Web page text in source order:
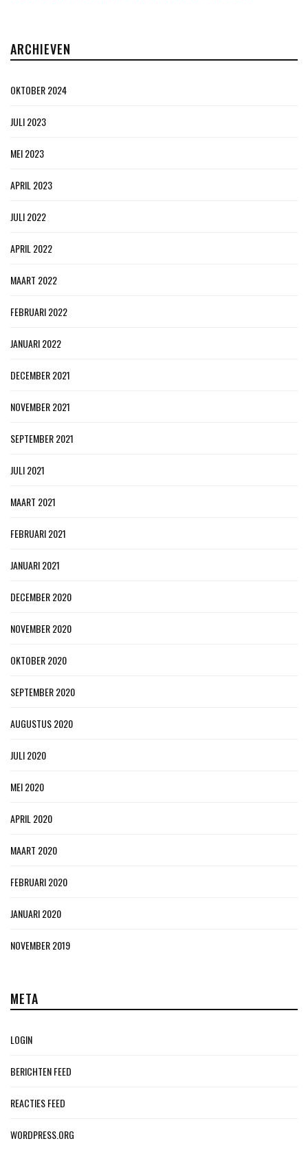
ARCHIEVEN
OKTOBER 2024
JULI 2023
MEI 2023
APRIL 2023
JULI 2022
APRIL 2022
MAART 2022
FEBRUARI 2022
JANUARI 2022
DECEMBER 2021
NOVEMBER 2021
SEPTEMBER 2021
JULI 2021
MAART 2021
FEBRUARI 2021
JANUARI 2021
DECEMBER 2020
NOVEMBER 2020
OKTOBER 2020
SEPTEMBER 2020
AUGUSTUS 2020
JULI 2020
MEI 2020
APRIL 2020
MAART 2020
FEBRUARI 2020
JANUARI 2020
NOVEMBER 2019
META
LOGIN
BERICHTEN FEED
REACTIES FEED
WORDPRESS.ORG